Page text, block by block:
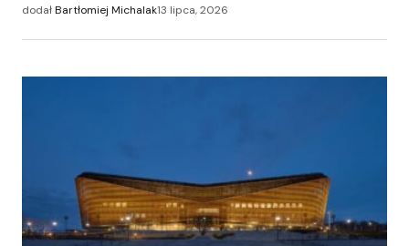
dodałBartłomiej Michalak13 lipca, 2026